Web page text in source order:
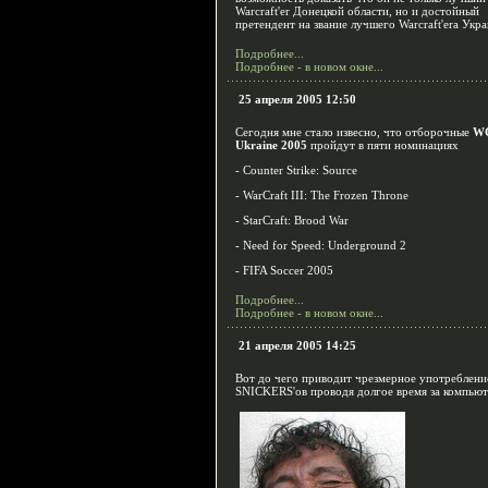
Warcraft'er Донецкой области, но и достойный
претендент на звание лучшего Warcraft'era
Подробнее...
Подробнее - в новом окне...
25 апреля 2005 12:50
Сегодня мне стало извесно, что отборочные
Ukraine 2005 пройдут в пяти номинациях
- Counter Strike: Source
- WarCraft III: The Frozen Throne
- StarCraft: Brood War
- Need for Speed: Underground 2
- FIFA Soccer 2005
Подробнее...
Подробнее - в новом окне...
21 апреля 2005 14:25
Вот до чего приводит чрезмерное
SNICKERS'ов проводя долгое время за